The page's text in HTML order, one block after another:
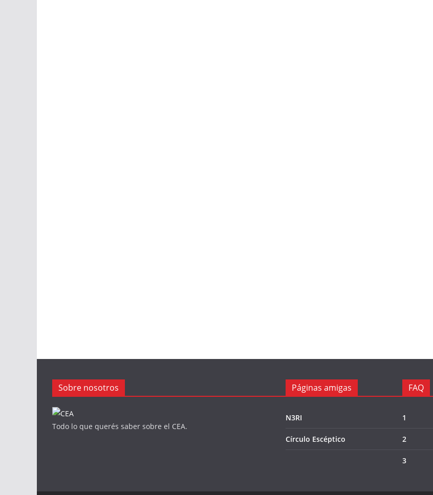
Sobre nosotros
Todo lo que querés saber sobre el CEA.
Páginas amigas
N3RI
Círculo Escéptico
FAQ
1
2
3